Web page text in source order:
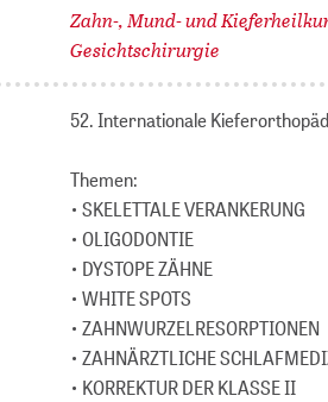
Zahn-, Mund- und
Gesichtschirurgie
52. Internationale
Themen:
• SKELETTALE VERANKERUNG
• OLIGODONTIE
• DYSTOPE ZÄHNE
• WHITE SPOTS
• ZAHNWURZELRESORPTIONEN
• ZAHNÄRZTLICHE
• KORREKTUR DER KLASSE II